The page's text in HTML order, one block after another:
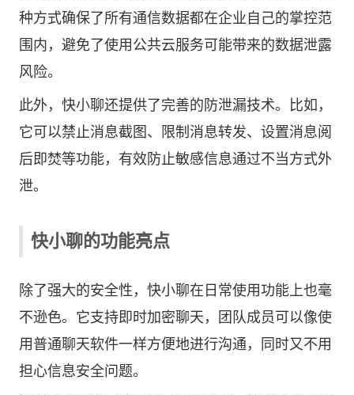
种方式确保了所有通信数据都在企业自己的掌控范
围内，避免了使用公共云服务可能带来的数据泄露
风险。
此外，快小聊还提供了完善的防泄漏技术。比如，
它可以禁止消息截图、限制消息转发、设置消息阅
后即焚等功能，有效防止敏感信息通过不当方式外
泄。
快小聊的功能亮点
除了强大的安全性，快小聊在日常使用功能上也毫
不逊色。它支持即时加密聊天，团队成员可以像使
用普通聊天软件一样方便地进行沟通，同时又不用
担心信息安全问题。